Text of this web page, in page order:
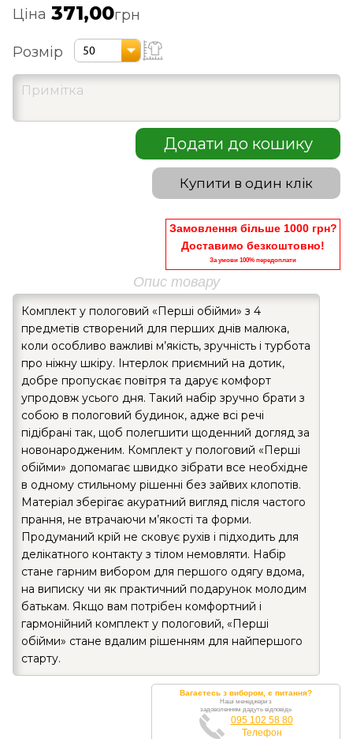
Ціна 371,00грн
Розмір 50
Додати до кошику
Купити в один клік
Замовлення більше 1000 грн?
Доставимо безкоштовно!
За умови 100% передоплати
Опис товару
Комплект у пологовий «Перші обійми» з 4
предметів створений для перших днів малюка,
коли особливо важливі м’якість, зручність і турбота
про ніжну шкіру. Інтерлок приємний на дотик,
добре пропускає повітря та дарує комфорт
упродовж усього дня. Такий набір зручно брати з
собою в пологовий будинок, адже всі речі
підібрані так, щоб полегшити щоденний догляд за
новонародженим. Комплект у пологовий «Перші
обійми» допомагає швидко зібрати все необхідне
в одному стильному рішенні без зайвих клопотів.
Матеріал зберігає акуратний вигляд після частого
прання, не втрачаючи м’якості та форми.
Продуманий крій не сковує рухів і підходить для
делікатного контакту з тілом немовляти. Набір
стане гарним вибором для першого одягу вдома,
на виписку чи як практичний подарунок молодим
батькам. Якщо вам потрібен комфортний і
гармонійний комплект у пологовий, «Перші
обійми» стане вдалим рішенням для найпершого
старту.
Вагаєтесь з вибором, є питання?
Наші менеджери з
задоволенням дадуть відповідь
095 102 58 80
Телефон